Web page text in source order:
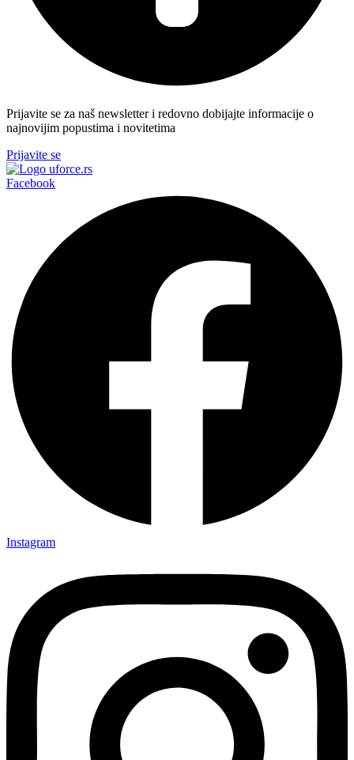
Prijavite se za naš newsletter i redovno dobijajte informacije o
najnovijim popustima i novitetima
Prijavite se
Facebook
Instagram